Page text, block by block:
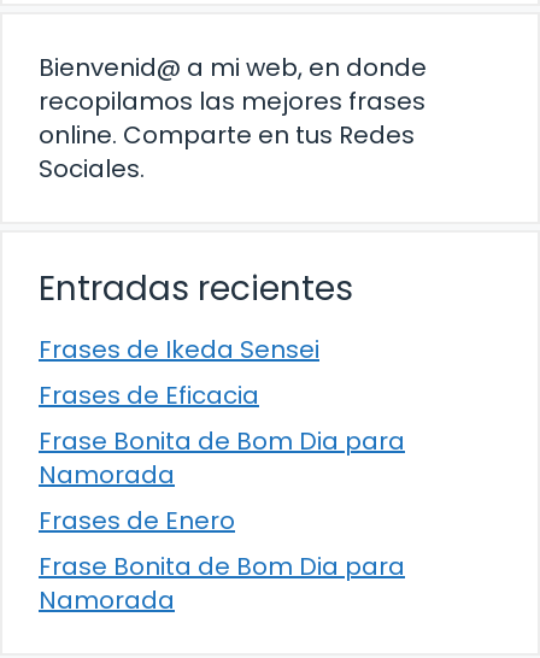
Bienvenid@ a mi web, en donde
recopilamos las mejores frases
online. Comparte en tus Redes
Sociales.
Entradas recientes
Frases de Ikeda Sensei
Frases de Eficacia
Frase Bonita de Bom Dia para
Namorada
Frases de Enero
Frase Bonita de Bom Dia para
Namorada